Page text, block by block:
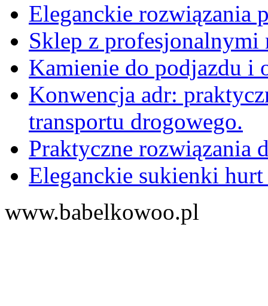
Eleganckie rozwiązania
Sklep z profesjonalnymi
Kamienie do podjazdu i
Konwencja adr:
transportu drogowego.
Praktyczne rozwiązania
Eleganckie sukienki
www.babelkowoo.pl